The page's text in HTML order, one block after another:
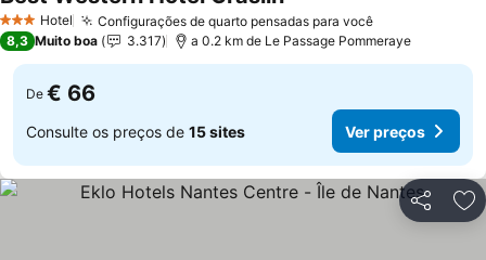
3 EstrelasHotel Configurações de quarto pensadas para você
8,3 Muito boa 3.317 a 0.2 km de Le Passage Pommeraye
De € 66
Consulte os preços de 15 sites Ver preços
Partilhar